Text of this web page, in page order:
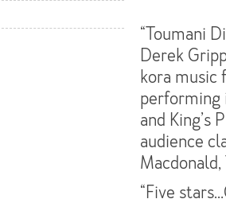
“Toumani
Derek
kora music
performing
and King’s
audience
“Five